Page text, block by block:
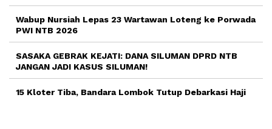
Wabup Nursiah Lepas 23 Wartawan Loteng ke Porwada
PWI NTB 2026
SASAKA GEBRAK KEJATI: DANA SILUMAN DPRD NTB
JANGAN JADI KASUS SILUMAN!
15 Kloter Tiba, Bandara Lombok Tutup Debarkasi Haji